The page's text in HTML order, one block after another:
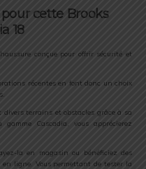
cette Brooks
18
conçue pour offrir sécurité et
récentes en font donc un choix
terrains et obstacles grâce à sa
Cascadia, vous apprécierez
la en magasin ou bénéficiez des
ligne. Vous permettant de tester la